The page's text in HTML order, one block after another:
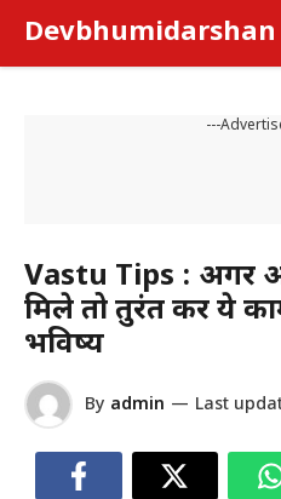
content
Devbhumidarshan
---
Vastu Tips : अगर
मिले तो तुरंत करें ये
भविष्य
By admin — Last